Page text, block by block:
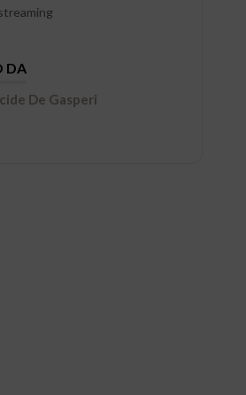
DA
De Gasperi